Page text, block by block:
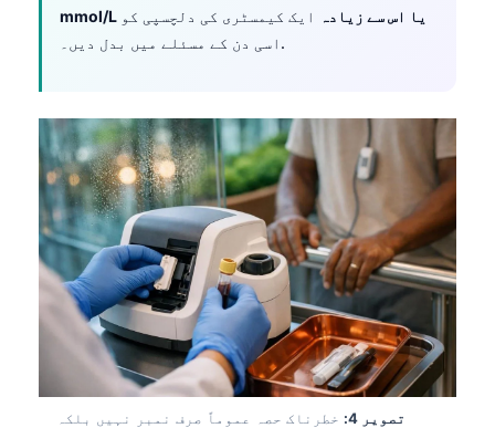
mmol/L یا اس سے زیادہ
ایک کیمسٹری کی دلچسپی کو
اسی دن کے مسئلے میں بدل دیں۔.
تصویر 4:
خطرناک حصہ عموماً صرف نمبر نہیں بلکہ